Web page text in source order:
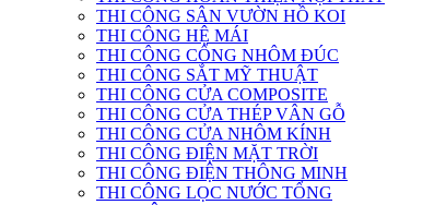
THI CÔNG SÂN VƯỜN HỒ KOI
THI CÔNG HỆ MÁI
THI CÔNG CỔNG NHÔM ĐÚC
THI CÔNG SẮT MỸ THUẬT
THI CÔNG CỬA COMPOSITE
THI CÔNG CỬA THÉP VÂN GỖ
THI CÔNG CỬA NHÔM KÍNH
THI CÔNG ĐIỆN MẶT TRỜI
THI CÔNG ĐIỆN THÔNG MINH
THI CÔNG LỌC NƯỚC TỔNG